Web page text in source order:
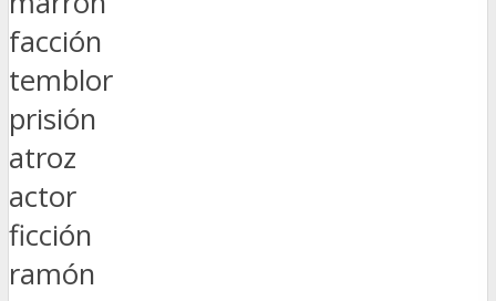
facción
temblor
prisión
atroz
actor
ficción
ramón